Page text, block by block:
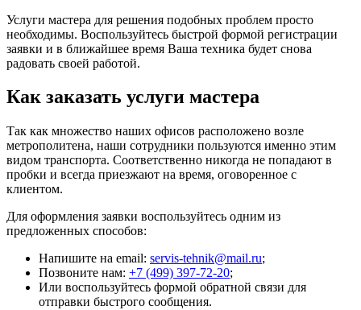
Услуги мастера для решения подобных проблем просто
необходимы. Воспользуйтесь быстрой формой регистрации
заявки и в ближайшее время Ваша техника будет снова
радовать своей работой.
Как заказать услуги мастера
Так как множество наших офисов расположено возле
метрополитена, наши сотрудники пользуются именно этим
видом транспорта. Соответственно никогда не попадают в
пробки и всегда приезжают на время, оговоренное с
клиентом.
Для оформления заявки воспользуйтесь одним из
предложенных способов:
Напишите на email: servis-tehnik@mail.ru;
Позвоните нам: +7 (499) 397-72-20;
Или воспользуйтесь формой обратной связи для
отправки быстрого сообщения.